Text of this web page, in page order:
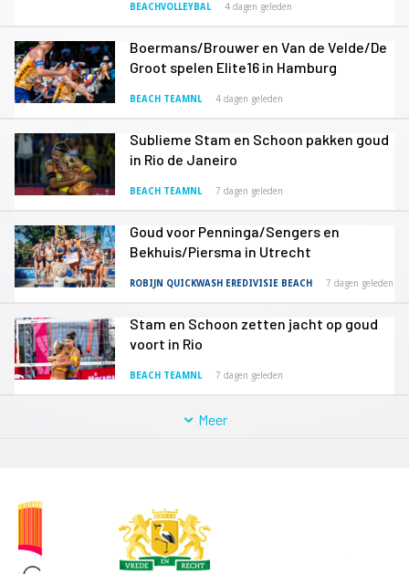
BEACHVOLLEYBAL 4 dagen geleden
Boermans/Brouwer en Van de Velde/De
Groot spelen Elite16 in Hamburg
BEACH TEAMNL 4 dagen geleden
Sublieme Stam en Schoon pakken goud
in Rio de Janeiro
BEACH TEAMNL 7 dagen geleden
Goud voor Penninga/Sengers en
Bekhuis/Piersma in Utrecht
ROBIJN QUICKWASH EREDIVISIE BEACH 7 dagen geleden
Stam en Schoon zetten jacht op goud
voort in Rio
BEACH TEAMNL 7 dagen geleden
Meer